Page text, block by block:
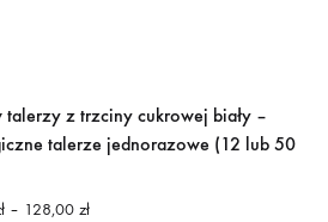
talerzy z trzciny cukrowej biały –
talerze jednorazowe (12 lub 50
– 128,00 złZakres